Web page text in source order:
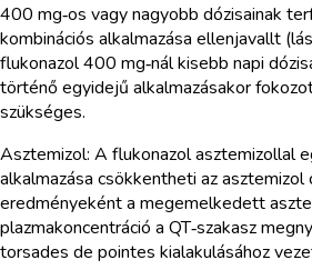
400 mg‑os vagy nagyobb dózisainak
kombinációs alkalmazása ellenjavallt
flukonazol 400 mg‑nál kisebb napi
történő egyidejű alkalmazásakor
szükséges.
Asztemizol: A flukonazol asztemizollal
alkalmazása csökkentheti az asztemizol
eredményeként a megemelkedett
plazmakoncentráció a QT‑szakasz
torsades de pointes kialakulásához